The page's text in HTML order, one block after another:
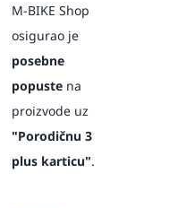
M-BIKE Shop
osigurao je
posebne
popuste na
proizvode uz
"Porodičnu 3
plus karticu".